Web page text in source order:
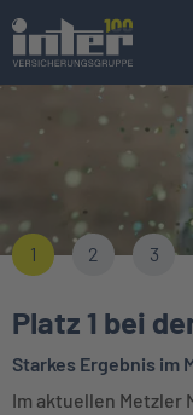
1 2 3
Platz 1 bei
Starkes Ergebnis im
Im aktuellen Metzler